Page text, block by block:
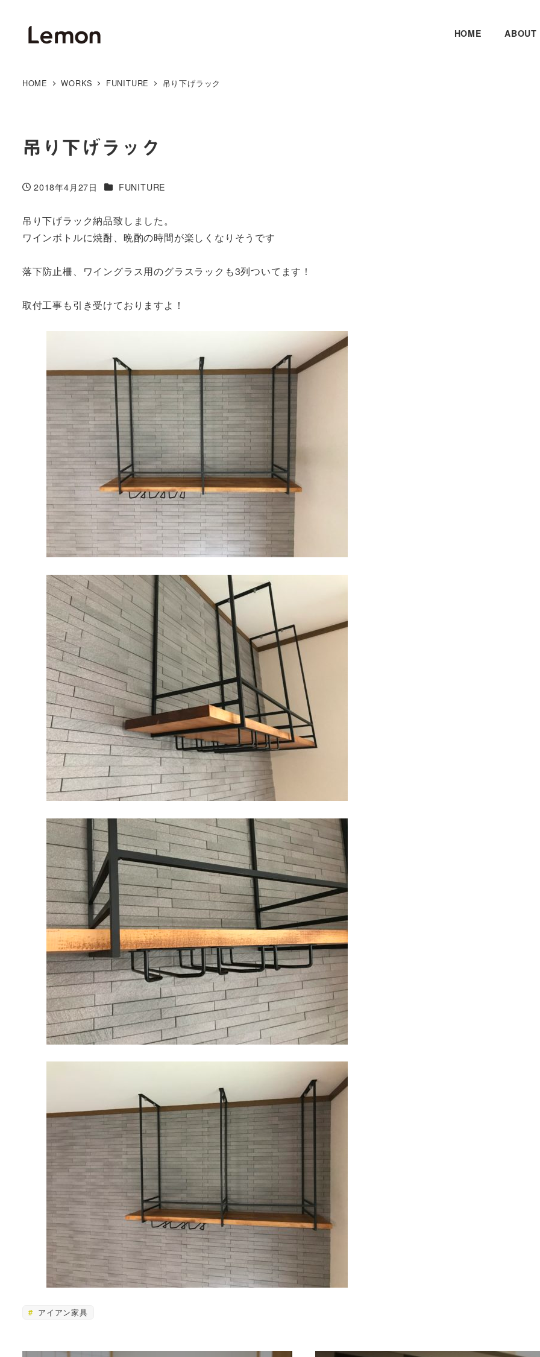
HOME ABOUT
HOME WORKS FUNITURE 吊り下げラック
吊り下げラック
投稿日
2018年4月27日 カテゴリー
FUNITURE
吊り下げラック納品致しました。
ワインボトルに焼酎、晩酌の時間が楽しくなりそうです
落下防止柵、ワイングラス用のグラスラックも3列ついてます！
取付工事も引き受けておりますよ！
アイアン家具